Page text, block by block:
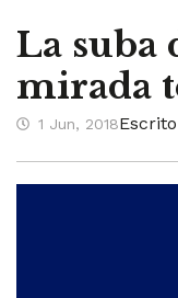
La suba
mirada
1 Jun, 2018